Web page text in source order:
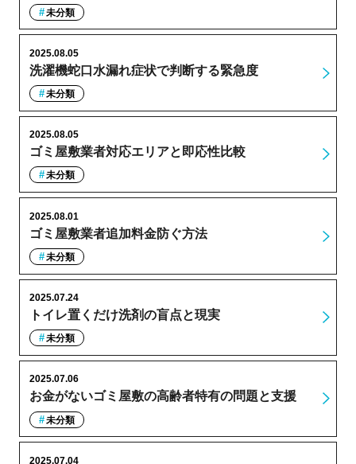
未分類
洗濯機蛇口水漏れ症状で判断する緊急度
2025.08.05
未分類
ゴミ屋敷業者対応エリアと即応性比較
2025.08.05
未分類
ゴミ屋敷業者追加料金防ぐ方法
2025.08.01
未分類
トイレ置くだけ洗剤の盲点と現実
2025.07.24
未分類
お金がないゴミ屋敷の高齢者特有の問題と支援
2025.07.06
未分類
2025.07.04